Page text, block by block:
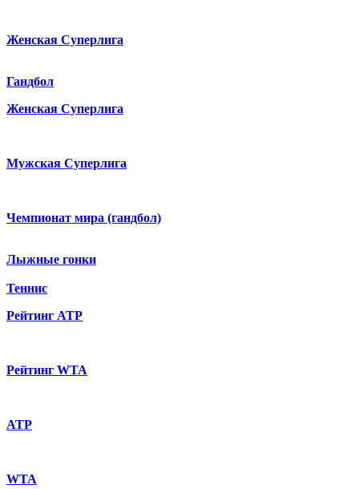
Женская Суперлига
Гандбол
Женская Суперлига
Мужская Суперлига
Чемпионат мира (гандбол)
Лыжные гонки
Теннис
Рейтинг ATP
Рейтинг WTA
ATP
WTA